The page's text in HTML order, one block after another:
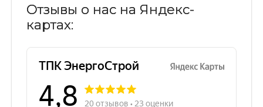
Отзывы о нас на Яндекс-
картах: